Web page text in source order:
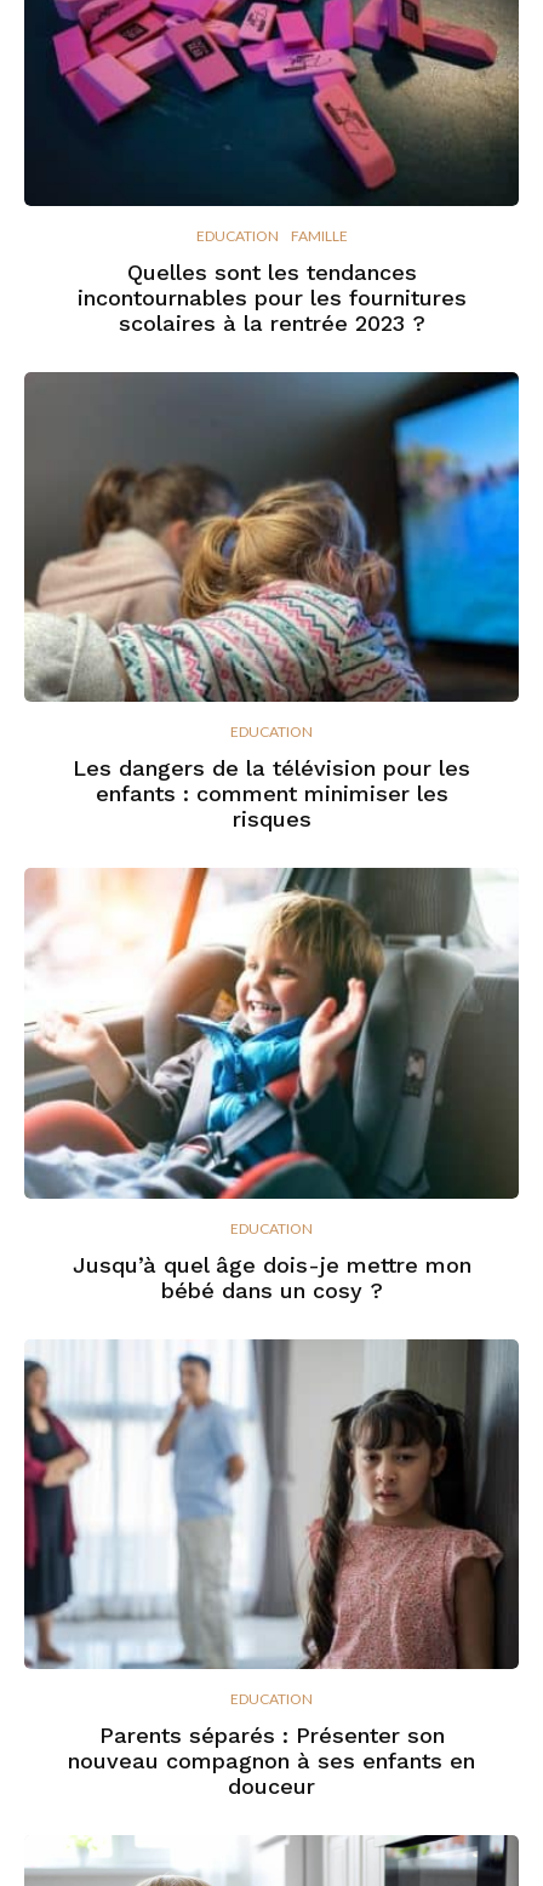
EDUCATION FAMILLE
Quelles sont les tendances
incontournables pour les fournitures
scolaires à la rentrée 2023 ?
EDUCATION
Les dangers de la télévision pour les
enfants : comment minimiser les
risques
EDUCATION
Jusqu’à quel âge dois-je mettre mon
bébé dans un cosy ?
EDUCATION
Parents séparés : Présenter son
nouveau compagnon à ses enfants en
douceur